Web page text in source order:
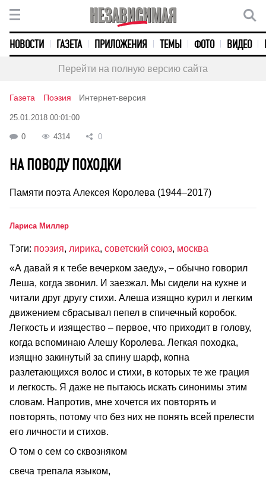
НОВОСТИ ГАЗЕТА ПРИЛОЖЕНИЯ ТЕМЫ ФОТО ВИДЕО
Перейти на полную версию сайта
Газета Поэзия Интернет-версия
25.01.2018 00:01:00
0 4314 0
НА ПОВОДУ ПОХОДКИ
Памяти поэта Алексея Королева (1944–2017)
Лариса Миллер
Тэги: поэзия, лирика, советский союз, москва
«А давай я к тебе вечерком заеду», – обычно говорил
Леша, когда звонил. И заезжал. Мы сидели на кухне и
читали друг другу стихи. Алеша изящно курил и легким
движением сбрасывал пепел в спичечный коробок.
Легкость и изящество – первое, что приходит в голову,
когда вспоминаю Алешу Королева. Легкая походка,
изящно закинутый за спину шарф, копна
разлетающихся волос и стихи, в которых те же грация
и легкость. Я даже не пытаюсь искать синонимы этим
словам. Напротив, мне хочется их повторять и
повторять, потому что без них не понять всей прелести
его личности и стихов.
О том о сем со сквозняком
свеча трепала языком,